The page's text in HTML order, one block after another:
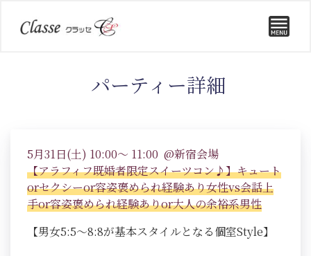
パーティー詳細
5月31日(土) 10:00～ 11:00 @新宿会場
【アラフィフ既婚者限定スイーツコン♪】キュート
orセクシーor容姿褒められ経験あり女性vs会話上
手or容姿褒められ経験ありor大人の余裕系男性
【男女5:5～8:8が基本スタイルとなる個室Style】